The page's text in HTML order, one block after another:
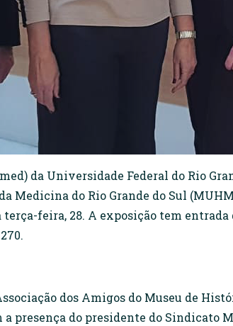
da Universidade Federal do Rio
Medicina do Rio Grande do Sul
feira, 28. A exposição tem
dos Amigos do Museu de
presença do presidente do Sindicato